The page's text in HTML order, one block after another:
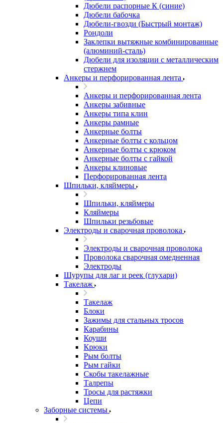
Дюбели распорные К (синие)
Дюбели бабочка
Дюбели-гвозди (Быстрый монтаж)
Рондоли
Заклепки вытяжные комбинированные
(алюминий-сталь)
Дюбели для изоляции с металлическим
стержнем
Анкеры и перфорированная лента
Анкеры и перфорированная лента
Анкеры забивные
Анкеры типа клин
Анкеры рамные
Анкерные болты
Анкерные болты с кольцом
Анкерные болты с крюком
Анкерные болты с гайкой
Анкеры клиновые
Перфорированная лента
Шпильки, кляймеры
Шпильки, кляймеры
Кляймеры
Шпильки резьбовые
Электроды и сварочная проволока
Электроды и сварочная проволока
Проволока сварочная омедненная
Электроды
Шурупы для лаг и реек (глухари)
Такелаж
Такелаж
Блоки
Зажимы для стальных тросов
Карабины
Коуши
Крюки
Рым болты
Рым гайки
Скобы такелажные
Талрепы
Тросы для растяжки
Цепи
Заборные системы